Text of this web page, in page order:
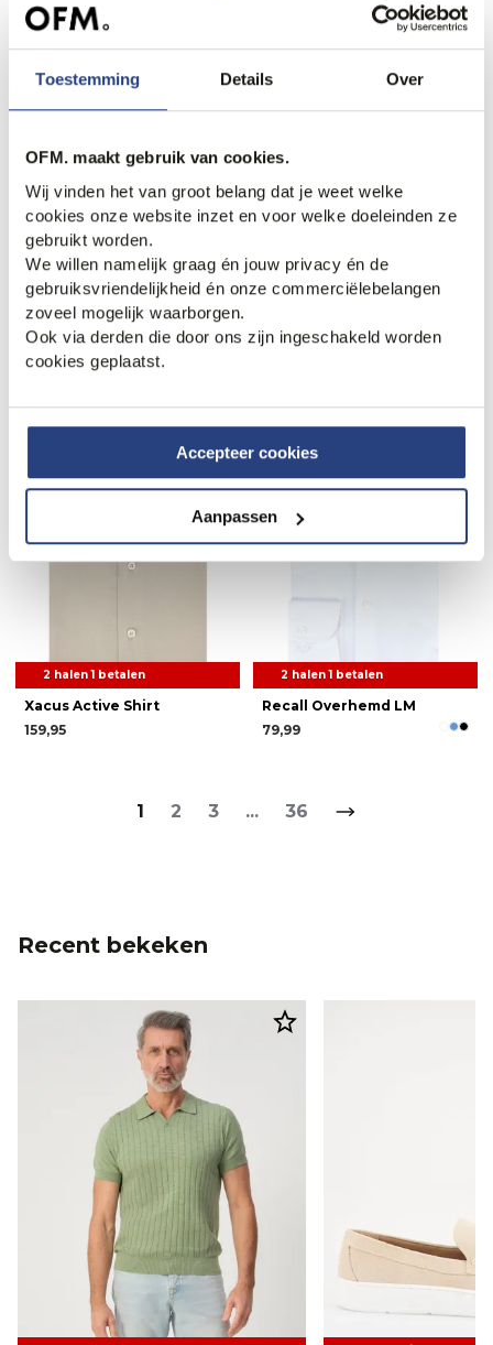
Toestemming Details Over
OFM. maakt gebruik van cookies.
Wij vinden het van groot belang dat je weet welke
cookies onze website inzet en voor welke doeleinden ze
gebruikt worden.
We willen namelijk graag én jouw privacy én de
gebruiksvriendelijkheid én onze commerciëlebelangen
zoveel mogelijk waarborgen.
Ook via derden die door ons zijn ingeschakeld worden
cookies geplaatst.
Accepteer cookies
Aanpassen
Weekdeal.
2 halen 1 betalen
OLYMP Overhemd LM
89,95
Profuomo Dress Shirt
Weekdeal.
2 halen 1 betalen
Xacus Active Shirt
159,95
Weekdeal.
2 halen 1 betalen
Recall Overhemd LM
79,99
1 2 3 ... 36
Recent bekeken